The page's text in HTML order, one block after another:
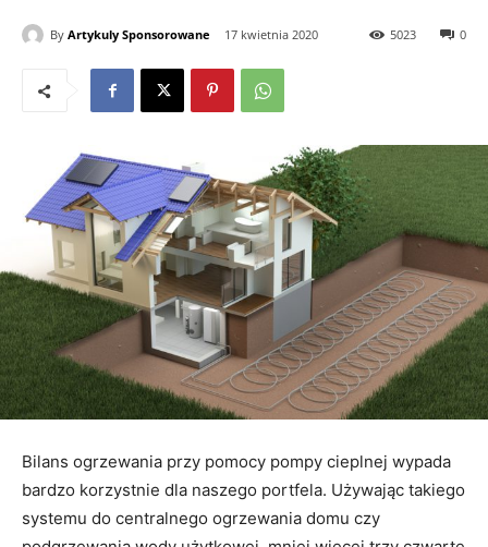
By Artykuly Sponsorowane 17 kwietnia 2020 0
5023
Bilans ogrzewania przy pomocy pompy cieplnej wypada
bardzo korzystnie dla naszego portfela. Używając takiego
systemu do centralnego ogrzewania domu czy